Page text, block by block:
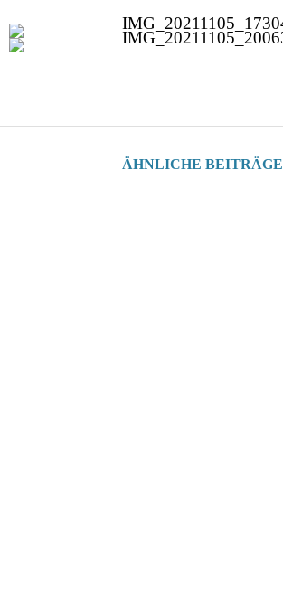
ÄHNLICHE BEITRÄGE